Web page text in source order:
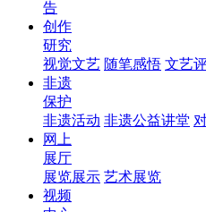
告
创作
研究
视觉文艺 随笔感悟 文艺
非遗
保护
非遗活动 非遗公益讲堂
网上
展厅
展览展示 艺术展览
视频